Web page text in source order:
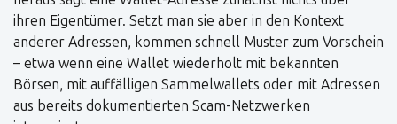
ihren Eigentümer. Setzt man sie aber in den Kontext
anderer Adressen, kommen schnell Muster zum Vorschein
– etwa wenn eine Wallet wiederholt mit bekannten
Börsen, mit auffälligen Sammelwallets oder mit Adressen
aus bereits dokumentierten Scam-Netzwerken